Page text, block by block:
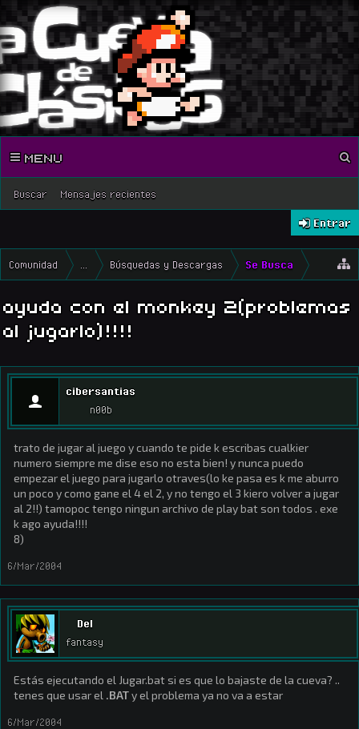
Buscar Mensajes recientes
MENU
Entrar
Comunidad Búsquedas y Descargas Se Busca
ayuda con el monkey 2(problemas
al jugarlo)!!!!
cibersantias
n00b
trato de jugar al juego y cuando te pide k escribas cualkier
numero siempre me dise eso no esta bien! y nunca puedo
empezar el juego para jugarlo otraves(lo ke pasa es k me aburro
un poco y como gane el 4 el 2, y no tengo el 3 kiero volver a jugar
al 2!!) tamopoc tengo ningun archivo de play bat son todos . exe
k ago ayuda!!!!
8)
6/Mar/2004
Del
fantasy
Estás ejecutando el Jugar.bat si es que lo bajaste de la cueva? ..
tenes que usar el .BATy el problema ya no va a estar
6/Mar/2004